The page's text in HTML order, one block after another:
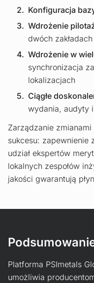
Konfiguracja
Wdrożenie
dwóch zakładach
Wdrożenie w
synchronizacja
lokalizacjach
Ciągłe
wydania, audyty
Zarządzanie
sukcesu: zapewnienie
udział ekspertów
lokalnych zespołów
jakości gwarantują
Platforma PSImetals
umożliwia